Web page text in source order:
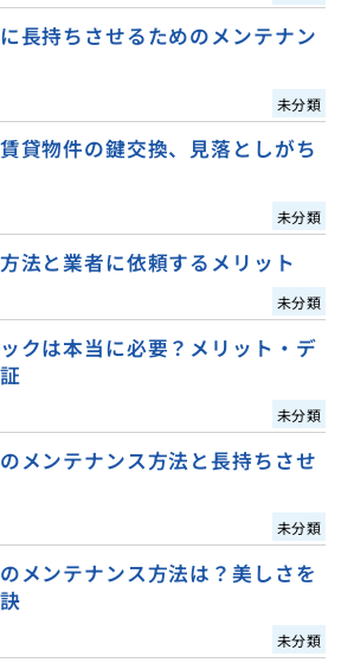
長持ちさせるためのメンテナン
未分類
貸物件の鍵交換、見落としがち
未分類
法と業者に依頼するメリット
未分類
クは本当に必要？メリット・デ
未分類
メンテナンス方法と長持ちさせ
未分類
メンテナンス方法は？美しさを
未分類